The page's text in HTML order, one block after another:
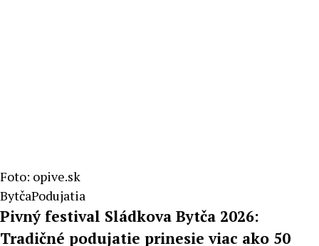
Foto: opive.sk
BytčaPodujatia
Pivný festival Sládkova Bytča 2026:
Tradičné podujatie prinesie viac ako 50